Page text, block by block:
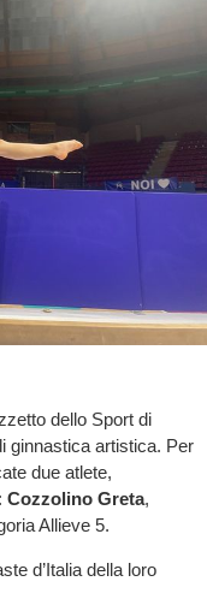
dello Sport di
ginnastica artistica. Per
due atlete,
Cozzolino Greta,
Allieve 5.
d’Italia della loro